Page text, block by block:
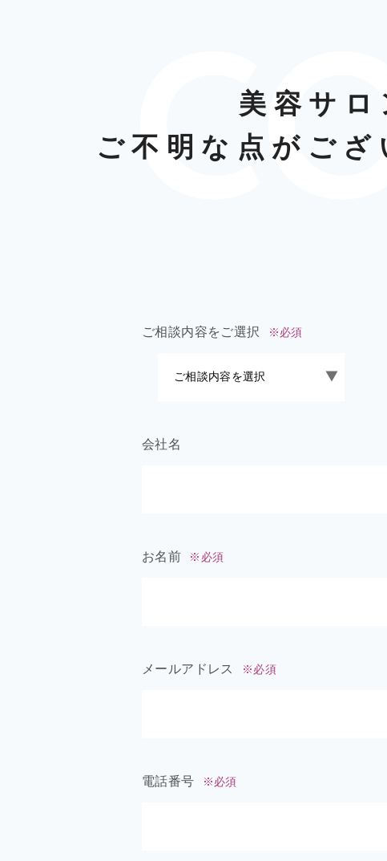
美容サ
ご不明な点がご
ご相談内容をご選択 ※必須
会社名
お名前 ※必須
メールアドレス ※必須
電話番号 ※必須